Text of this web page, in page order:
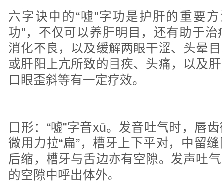
六字诀中的“嘘”字功是护肝的重要
功”，不仅可以养肝明目，还有助于
消化不良，以及缓解两眼干涩、头晕
或肝阳上亢所致的目疾、头痛，以及
口眼歪斜等有一定疗效。
口形：“嘘”字音xū。发音吐气时，唇
微用力拉“扁”，槽牙上下平对，中留
后缩，槽牙与舌边亦有空隙。发声吐
的空隙中呼出体外。